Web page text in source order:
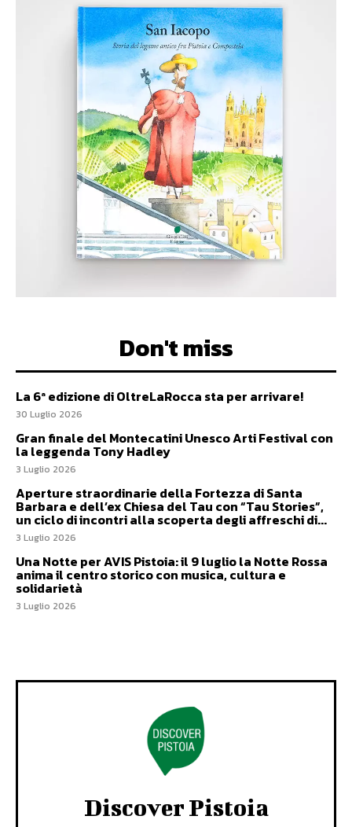
Don't miss
La 6ª edizione di OltreLaRocca sta per arrivare!
30 Luglio 2026
Gran finale del Montecatini Unesco Arti Festival con
la leggenda Tony Hadley
3 Luglio 2026
Aperture straordinarie della Fortezza di Santa
Barbara e dell’ex Chiesa del Tau con “Tau Stories”,
un ciclo di incontri alla scoperta degli affreschi di...
3 Luglio 2026
Una Notte per AVIS Pistoia: il 9 luglio la Notte Rossa
anima il centro storico con musica, cultura e
solidarietà
3 Luglio 2026
Discover Pistoia